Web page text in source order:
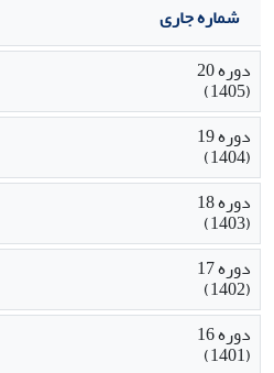
شماره جاری
دوره 20
(1405)
دوره 19
(1404)
دوره 18
(1403)
دوره 17
(1402)
دوره 16
(1401)